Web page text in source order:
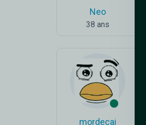
Neo
38 ans
mordecai